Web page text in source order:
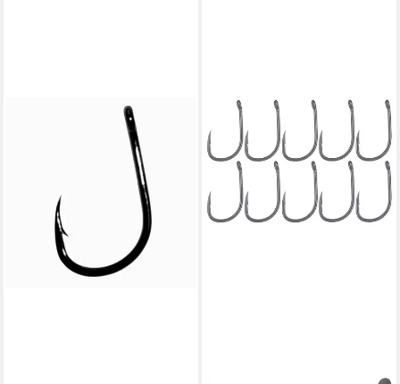
Karpfenhaken Gamakatsu G-
Carp Specialist Hook - 10
lieferbar - in 2-3 Werktagen bei dir